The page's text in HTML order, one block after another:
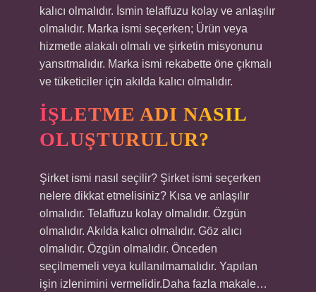
kalıcı olmalıdır. İsmin telaffuzu kolay ve anlaşılır
olmalıdır. Marka ismi seçerken; Ürün veya
hizmetle alakalı olmalı ve şirketin misyonunu
yansıtmalıdır. Marka ismi rekabette öne çıkmalı
ve tüketiciler için akılda kalıcı olmalıdır.
İŞLETME ADI NASIL
OLUŞTURULUR?
Şirket ismi nasıl seçilir? Şirket ismi seçerken
nelere dikkat etmelisiniz? Kısa ve anlaşılır
olmalıdır. Telaffuzu kolay olmalıdır. Özgün
olmalıdır. Akılda kalıcı olmalıdır. Göz alıcı
olmalıdır. Özgün olmalıdır. Önceden
seçilmemeli veya kullanılmamalıdır. Yapılan
işin izlenimini vermelidir.Daha fazla makale…